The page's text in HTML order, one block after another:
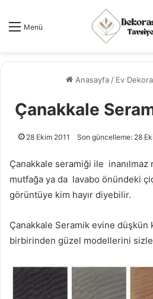
Menü
Anasayfa / Ev
Çanakkale
28 Ekim 2011 Son güncelleme: 28
Çanakkale seramiği ile
mutfağa ya da lavabo önündeki
görüntüye kim hayır diyebilir.
Çanakkale Seramik evine düşkün
birbirinden güzel modellerini